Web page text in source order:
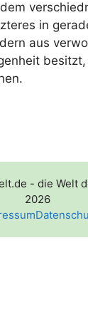
in
aus
- die Welt
2026